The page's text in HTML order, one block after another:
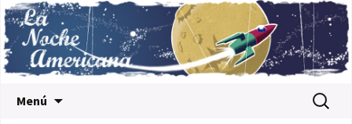
Menú Buscar: